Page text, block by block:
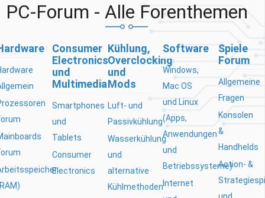
PC-Forum - Alle Forenthemen
Consumer
Electronics
und
Multimedia
Smartphones
und
Tablets
Consumer
Electronics
Kühlung,
Overclocking
und
Mods
Luft- und
Passivkühlung
Wasserkühlung
und
alternative
Kühlmethoden
Software
Windows,
Mac OS
und Linux
(Apps,
Anwendungen
und
Betriebssysteme)
Internet
Spiele
Forum
Allgemeine
Fragen
Konsolen
&
Handhelds
Action- &